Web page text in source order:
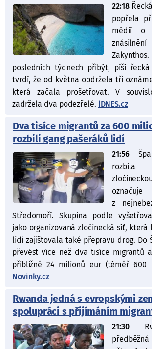
22:18
popřela
médií o
posledních týdnech přibýt, píší
tvrdí, že od května obdržela tři
která začala prošetřovat. V
zadržela dva podezřelé.iDNES.cz
Dva tisíce migrantů za 600
rozbili gang pašeráků lidí
21:56
rozbila
z
Středomoří. Skupina podle
jako organizovaná zločinecká síť, která
lidí zajišťovala také přepravu drog. Do
převést více než dva tisíce migrantů
přibližně 24 milionů eur (téměř 600
Novinky.cz
Rwanda jedná s evropskými
spolupráci s přijímáním
21:30